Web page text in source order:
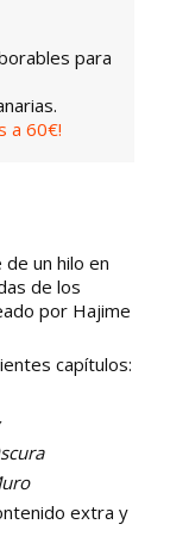
para
a 60€!
un hilo en
de los
por Hajime
capítulos:
extra y